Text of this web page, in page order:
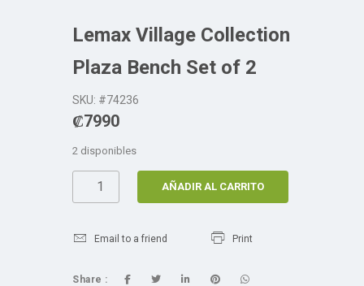
Lemax Village Collection
Plaza Bench Set of 2
SKU: #74236
₡7990
2 disponibles
AÑADIR AL CARRITO
Email to a friend Print
Share :